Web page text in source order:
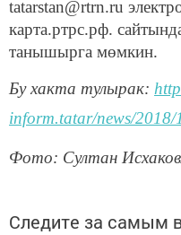
tatarstan@rtrn.ru
карта.ртрс.рф.
танышырга мөмкин.
Бу хакта тулырак:
inform.tatar/news/
Фото: Султан
Следите за самым